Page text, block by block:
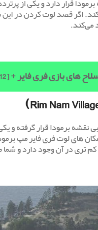
قرار دارد و یکی از
اگر قصد لوت کردن در این
می‌کند.
بازی فری فایر + [ 12 اسلحه خاص و ویژه ]
نقشه برمودا قرار گرفته و
های لوت فری فایر مپ
تری در آن وجود دارد و شما